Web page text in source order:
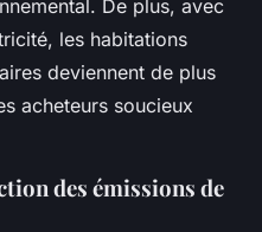
De plus, avec
les habitations
deviennent de plus
acheteurs soucieux
des émissions de